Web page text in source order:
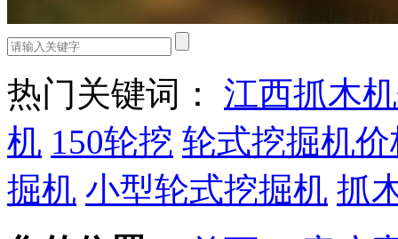
热门关键词： 江西抓木
机 150轮挖 轮式挖掘机
掘机 小型轮式挖掘机 抓